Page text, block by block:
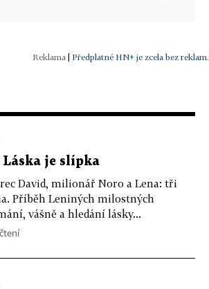
| Předplatné HN+ je zcela bez reklam.
Láska je slípka
David, milionář Noro a Lena: tři
Příběh Leniných milostných
vášně a hledání lásky...